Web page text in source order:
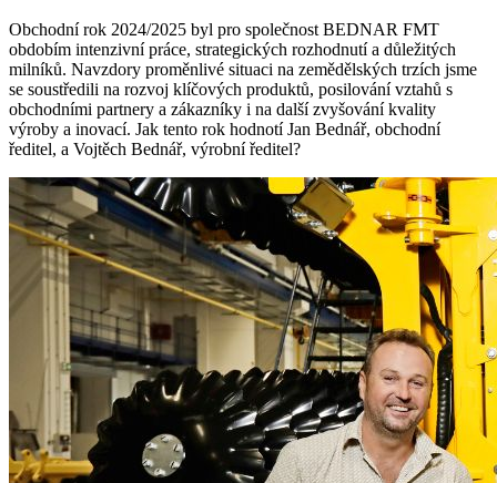
Obchodní rok 2024/2025 byl pro společnost BEDNAR FMT
obdobím intenzivní práce, strategických rozhodnutí a důležitých
milníků. Navzdory proměnlivé situaci na zemědělských trzích jsme
se soustředili na rozvoj klíčových produktů, posilování vztahů s
obchodními partnery a zákazníky i na další zvyšování kvality
výroby a inovací. Jak tento rok hodnotí Jan Bednář, obchodní
ředitel, a Vojtěch Bednář, výrobní ředitel?